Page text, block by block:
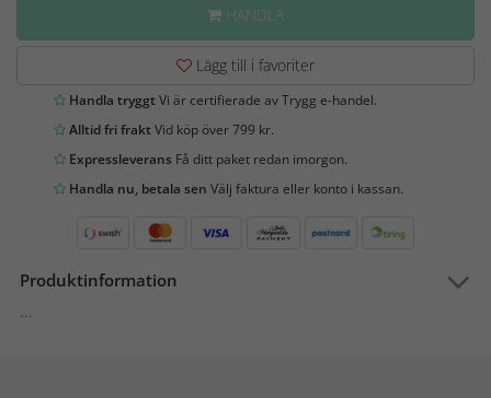
HANDLA
Lägg till i favoriter
Handla tryggtVi är certifierade av Trygg e-handel.
Alltid fri fraktVid köp över 799 kr.
Expressleverans Få ditt paket redan imorgon.
Handla nu, betala sen Välj faktura eller konto i kassan.
Produktinformation
...